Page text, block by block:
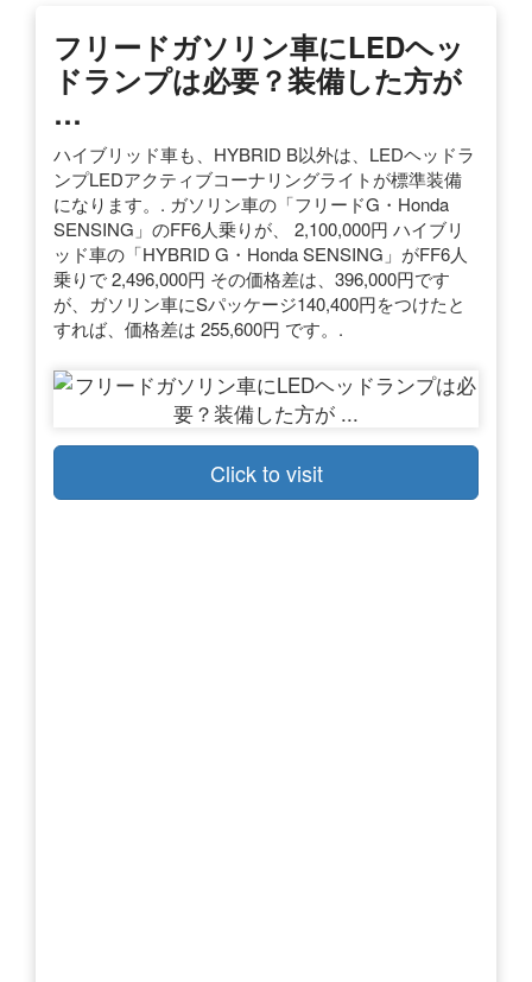
フリードガソリン車にLEDヘッ
ドランプは必要？装備した方が
…
ハイブリッド車も、HYBRID B以外は、LEDヘッドラ
ンプLEDアクティブコーナリングライトが標準装備
になります。. ガソリン車の「フリードG・Honda
SENSING」のFF6人乗りが、 2,100,000円 ハイブリ
ッド車の「HYBRID G・Honda SENSING」がFF6人
乗りで 2,496,000円 その価格差は、396,000円です
が、ガソリン車にSパッケージ140,400円をつけたと
すれば、価格差は 255,600円 です。.
Click to visit